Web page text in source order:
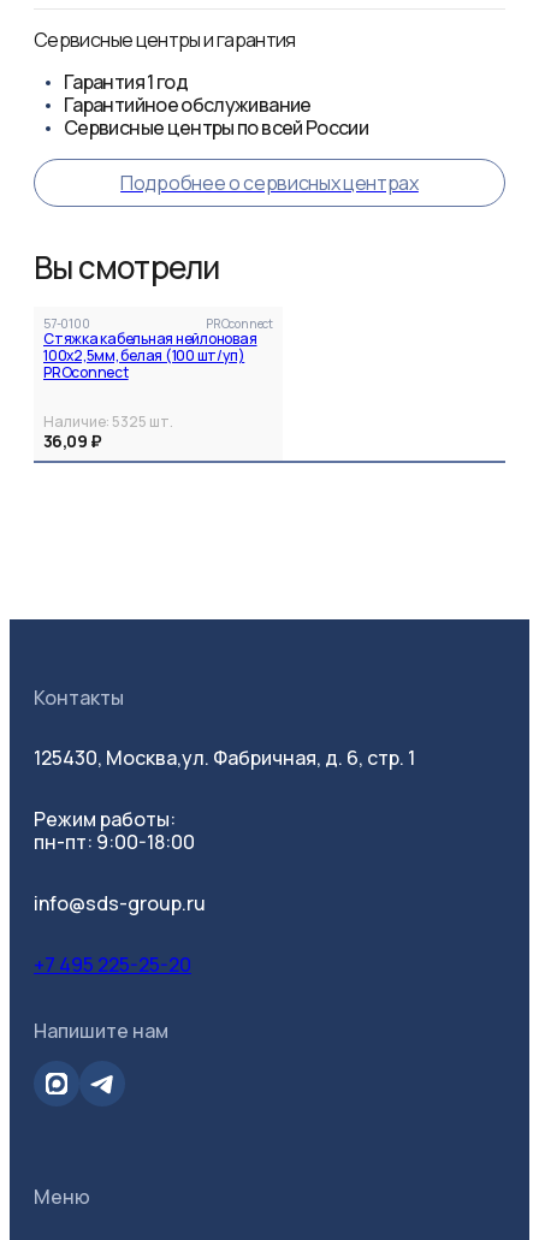
Сервисные центры и гарантия
Гарантия1 год
Гарантийное обслуживание
Сервисные центры по всей России
Подробнее о сервисных центрах
Вы смотрели
57-0100 PROconnect
Стяжка кабельная нейлоновая
100x2,5мм, белая (100 шт/уп)
PROconnect
Наличие: 5325 шт.
36,09 ₽
Контакты
125430, Москва,ул. Фабричная, д. 6, стр. 1
Режим работы:
пн-пт: 9:00-18:00
info@sds-group.ru
+7 495 225-25-20
Напишите нам
Меню